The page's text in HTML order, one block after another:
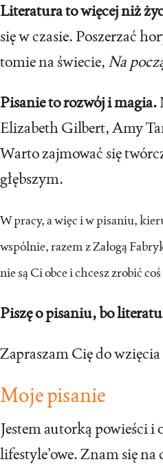
Literatura to więcej niż
się w czasie. Poszerzać
tomie na świecie, Na
Pisanie to rozwój i magia.
Elizabeth Gilbert, Amy
Warto zajmować się
głębszym.
W pracy, a więc i w pisaniu,
wspólnie, razem z Załogą
nie są Ci obce i chcesz zrobić
Piszę o pisaniu, bo
Zapraszam Cię do
Moje pisanie
Jestem autorką powieści
lifestyle’owe. Znam się